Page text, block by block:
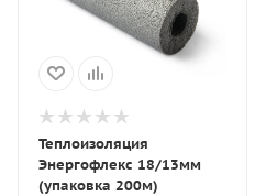
Теплоизоляция
Энергофлекс 18/13мм
(упаковка 200м)